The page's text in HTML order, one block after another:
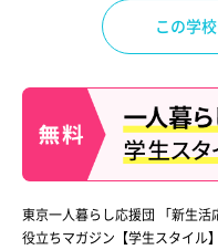
この学
東京一人暮らし応援団 「新生
役立ちマガジン【学生スタイル